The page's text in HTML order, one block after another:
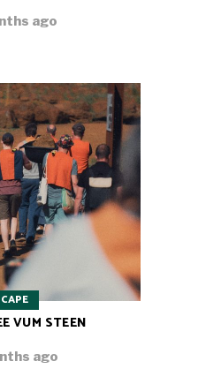
ago
VUM STEEN
ago